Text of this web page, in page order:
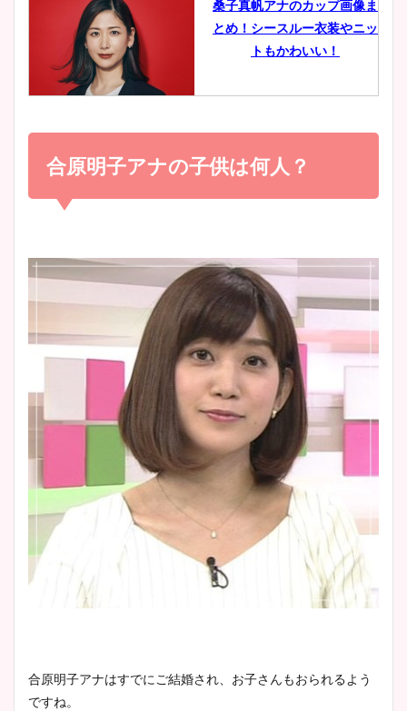
豊島実季アナのカップ画像ま
とめ！美脚や水着姿に年齢も
宇賀神メグアナのニット画像
池谷実悠アナのメガネ画像が
かわいい！カップや水着姿も
まとめた！
桑子真帆アナのカップ画像ま
とめ！シースルー衣装やニッ
トもかわいい！
小室瑛莉子のカップ画像まと
め！足が美脚でニット衣装も
かわいい！
清水麻椰アナのかわいい画
像！身長やカップ、同期や
wikiプロフもチェック！
大家彩香アナのかわいいカッ
プ画像まとめ！同期や実家に
wikiプロフも！
安藤萌々アナのカップ画像や
ニット衣装まとめ！美足の筋
肉も凄い！
合原明子アナの子供は何人？
合原明子アナはすでにご結婚され、お子さんもおられるよう
ですね。